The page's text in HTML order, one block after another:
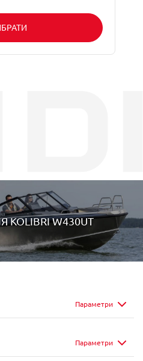
KOLIBRI W430UT
Параметри
Параметри